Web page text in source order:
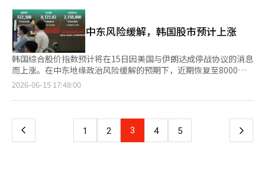
AI革命中成为像英伟达这样的领先企业的合作伙伴，将左右未来的
国富。”※ 本报道经人工智能（AI）系统翻译与编辑。
合，提高了中欧地区K品牌的地位。我们将扩大与欧洲大型流通网
络的合作，支持我们的企业进入市场。”※ 本报道经人工智能
（AI）系统翻译与编辑。
价值和城市的命运都在于如何利用人工智能。 乌山是韩国制造业
的象征。现代汽车、HD现代重工、SK和S-OIL所构建的产业生态
系统在全球范围内都是罕见的。然而，问题在于，过去的成功并不
能保证未来的成功。目前，全球汽车产业正向特斯拉和比亚迪主导
的软件竞争转变，造船业也在向数字双胞胎和人工智能设计竞争转
变。 金相旭市长将工业AX作为核心承诺的原因也在于此。他认
为，乌山的竞争力不在于放弃制造业，而在于将制造业与人工智能
结合。他表示，将与釜山-庆南大都市联动，打造乌山为人工智能
转型制造创新之都。这意味着，与其创造新的产业，不如将现有的
略。 在人工智能时代，韩国经济的主导产业很可能仍是制造业，
只是工厂的面貌将发生变化。过去，工厂以机械为中心，而未来的
工厂将以数据为中心。如果乌山能最先适应这一变化，将成为展示
在8400点附近波动。 由于KOSPI200期货指数大幅上涨，上午9时
6分，证券市场出现了程序性买入暂停（买入熔断）。KOSPI买入
熔断是继12日后连续两个交易日发生。买入熔断在KOSPI200期货
价格较前一日收盘价上涨超过5%且持续超过1分钟时触发。 在此
之前，韩国时间15日凌晨，美国总统唐纳德·特朗普通过社交媒体
宣布与伊朗达成停战协议。特朗普表示：“与伊朗伊斯兰共和国的
协议已基本完成”，并“完全批准霍尔木兹海峡的无通行费开
放”。国内股市也因此反映出强劲的上涨趋势。 在证券市场上，
个人和机构分别净买入2930亿韩元和1710亿韩元，支持了指数的
市值较大的股票普遍表现强劲。三星电子（6.51%）、SK海力士
（6.09%）、SK广场（6.11%）、三星电机（7.23%）、现代汽车
中东风险缓解，韩国股市预计上涨
韩国综合股价指数预计将在15日因美国与伊朗达成停战协议的消息
而上涨。在中东地缘政治风险缓解的预期下，近期恢复至8000点
的韩国综合股价指数能否继续向9000点迈进备受关注。 上周末，
工业平均指数上涨0.70%，标准普尔500指数和纳斯达克综合指数
近达成以霍尔木兹海峡重新开放为核心的临时协议。随着中东地区
紧张局势缓解，国际油价也出现下跌。7月交货的美国西德克萨斯
2026-06-15 17:48:00
上
页
1 2 3 4 5 下